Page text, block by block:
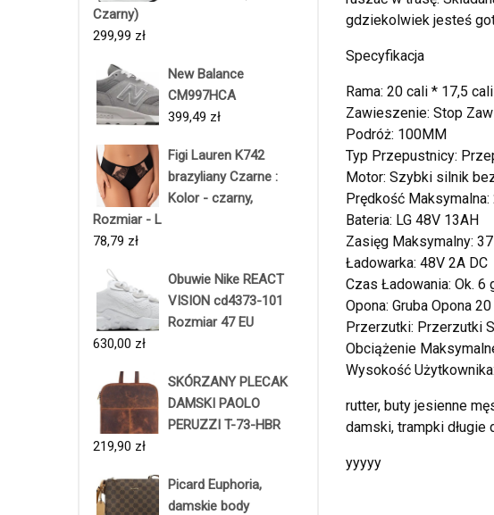
Czarny)
299,99 zł
New Balance
CM997HCA
399,49 zł
Figi Lauren K742
brazyliany Czarne :
Kolor - czarny,
Rozmiar - L
78,79 zł
Obuwie Nike REACT
VISION cd4373-101
Rozmiar 47 EU
630,00 zł
SKÓRZANY PLECAK
DAMSKI PAOLO
PERUZZI T-73-HBR
219,90 zł
Picard Euphoria,
damskie body
gdziekolwiek jesteś
Specyfikacja
Rama: 20 cali * 17,5
Zawieszenie: Stop
Podróż: 100MM
Typ Przepustnicy:
Motor: Szybki silnik
Prędkość
Bateria: LG 48V 13AH
Zasięg Maksymalny:
Ładowarka: 48V 2A DC
Czas Ładowania: Ok. 6
Opona: Gruba Opona
Przerzutki: Przerzutki
Obciążenie
Wysokość
rutter, buty jesienne
damski, trampki
yyyyy